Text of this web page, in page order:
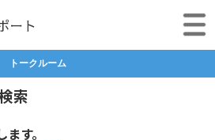
トークルーム
索
す。